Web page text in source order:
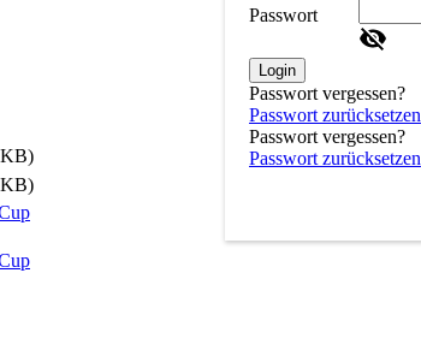
Passwort
Login
Passwort vergessen?
Passwort zurücksetzen
Passwort vergessen?
Passwort zurücksetzen